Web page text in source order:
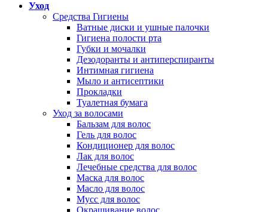
Уход
Средства Гигиены
Ватные диски и ушные палочки
Гигиена полости рта
Губки и мочалки
Дезодоранты и антиперспиранты
Интимная гигиена
Мыло и антисептики
Прокладки
Туалетная бумага
Уход за волосами
Бальзам для волос
Гель для волос
Кондиционер для волос
Лак для волос
Лечебные средства для волос
Маска для волос
Масло для волос
Мусс для волос
Окрашивание волос